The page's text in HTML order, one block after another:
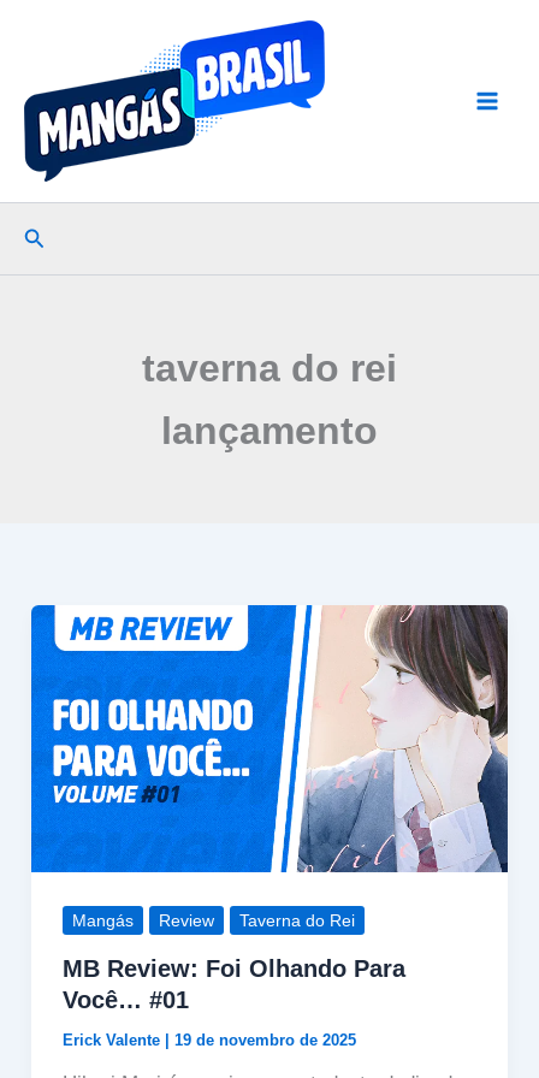
conteúdo
Pesquisar
taverna do rei
lançamento
Mangás Review Taverna do Rei
MB Review: Foi Olhando Para
Você… #01
Erick Valente 19 de novembro de 2025